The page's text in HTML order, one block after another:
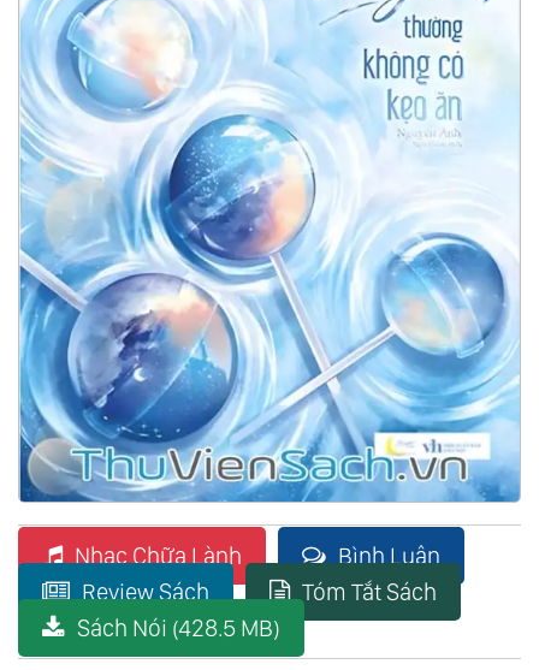
Nhạc Chữa Lành
Bình Luận
Review Sách
Tóm Tắt Sách
Sách Nói (428.5 MB)